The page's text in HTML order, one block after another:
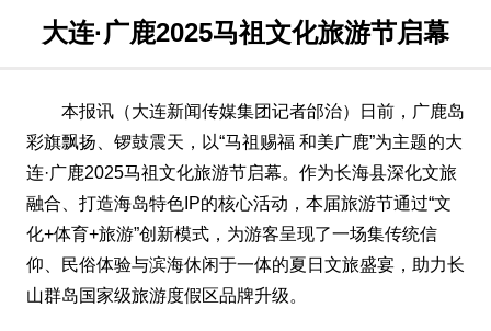
大连·广鹿2025马祖文化旅游节启幕
本报讯（大连新闻传媒集团记者邰治）日前，广鹿岛
彩旗飘扬、锣鼓震天，以“马祖赐福 和美广鹿”为主题的大
连·广鹿2025马祖文化旅游节启幕。作为长海县深化文旅
融合、打造海岛特色IP的核心活动，本届旅游节通过“文
化+体育+旅游”创新模式，为游客呈现了一场集传统信
仰、民俗体验与滨海休闲于一体的夏日文旅盛宴，助力长
山群岛国家级旅游度假区品牌升级。